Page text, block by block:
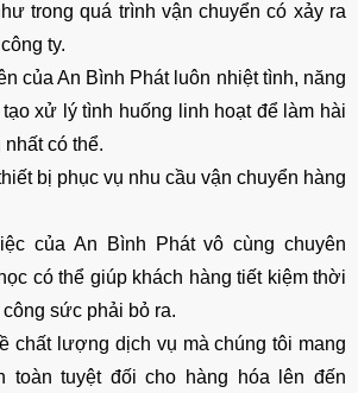
trong quá trình vận chuyển có xảy ra
ty.
của An Bình Phát luôn nhiệt tình, năng
xử lý tình huống linh hoạt để làm hài
nhất có thể.
bị phục vụ nhu cầu vận chuyển hàng
của An Bình Phát vô cùng chuyên
có thể giúp khách hàng tiết kiệm thời
sức phải bỏ ra.
chất lượng dịch vụ mà chúng tôi mang
toàn tuyệt đối cho hàng hóa lên đến